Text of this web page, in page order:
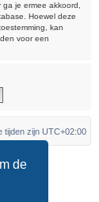
de
je ermee akkoord,
Hoewel deze
kan
voor een
tijden zijn UTC+02:00